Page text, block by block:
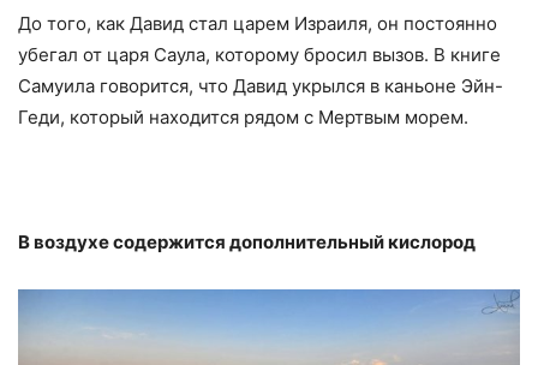
До того, как Давид стал царем Израиля, он постоянно
убегал от царя Саула, которому бросил вызов. В книге
Самуила говорится, что Давид укрылся в каньоне Эйн-
Геди, который находится рядом с Мертвым морем.
В воздухе содержится дополнительный кислород